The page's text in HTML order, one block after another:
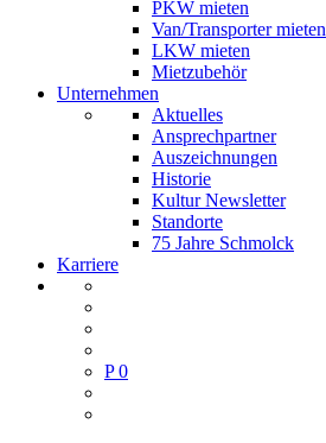
PKW mieten
Van/Transporter mieten
LKW mieten
Mietzubehör
Unternehmen
Aktuelles
Ansprechpartner
Auszeichnungen
Historie
Kultur Newsletter
Standorte
75 Jahre Schmolck
Karriere
P 0